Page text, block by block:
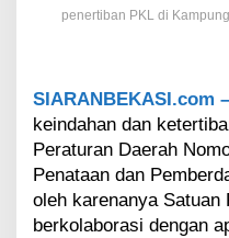
a
a
p
o
l
P
P
penertiban PKL di
SIARANBEKASI.com –
keindahan dan
Peraturan Daerah
Penataan dan
oleh karenanya Satuan
berkolaborasi dengan